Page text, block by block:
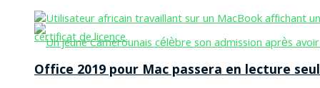
Office 2019 pour Mac passera en lecture